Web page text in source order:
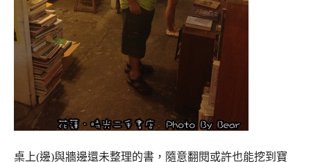
桌上(邊)與牆邊還未整理的書，隨意翻閱或許也能挖到寶